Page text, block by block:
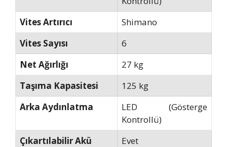
Vites Artırıcı
Shimano
Vites Sayısı
6
Net Ağırlığı
27 kg
Taşıma Kapasitesi
125 kg
Arka Aydınlatma
LED (Gösterge
Kontrollü)
Çıkartılabilir Akü
Evet